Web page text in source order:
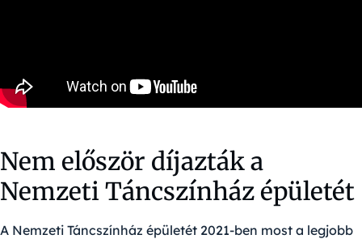
Nem először díjazták a
Nemzeti Táncszínház épületét
A Nemzeti Táncszínház épületét 2021-ben most a legjobb